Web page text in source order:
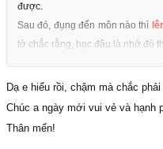
được.
Sau đó, đụng đến môn nào thì
tớ chắc rằng, học đâu là nhớ đó
Thân mến.
Dạ e hiểu rồi, chậm mà chắc
Chúc a ngày mới vui vẻ và hạnh
Thân mến!